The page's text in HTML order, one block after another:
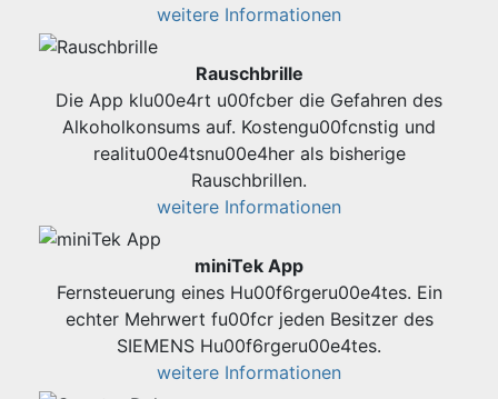
weitere Informationen
Rauschbrille
Die App klu00e4rt u00fcber die Gefahren des
Alkoholkonsums auf. Kostengu00fcnstig und
realitu00e4tsnu00e4her als bisherige
Rauschbrillen.
weitere Informationen
miniTek App
Fernsteuerung eines Hu00f6rgeru00e4tes. Ein
echter Mehrwert fu00fcr jeden Besitzer des
SIEMENS Hu00f6rgeru00e4tes.
weitere Informationen